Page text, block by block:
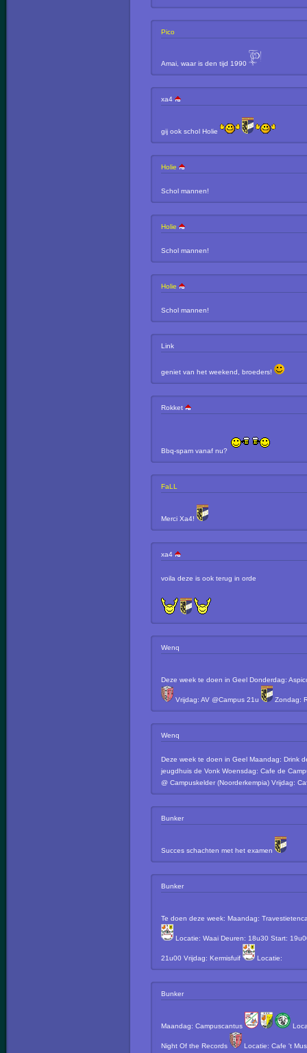
Pico
Amai, waar is den tijd 1990
xa4
gij ook schol Holie
Holie
Schol mannen!
Holie
Schol mannen!
Holie
Schol mannen!
Link
geniet van het weekend, broeders!
Rokket
Bbq-spam vanaf nu?
FaLL
Merci Xa4!
xa4
voila deze is ook terug in orde
Wenq
Deze week te doen in Geel Donderdag:
Vrijdag: AV @Campus 21u Zondag:
Wenq
Deze week te doen in Geel Maandag: Drink
jeugdhuis de Vonk Woensdag: Cafe de
@ Campuskelder (Noorderkempia) Vrijdag:
Bunker
Succes schachten met het examen
Bunker
Te doen deze week: Maandag:
Locatie: Waai Deuren: 18u30 Start:
21u00 Vrijdag: Kermisfuif Locatie:
Bunker
Maandag: Campuscantus
Night Of the Records Locatie: Cafe 't